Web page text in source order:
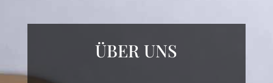
ÜBER UNS